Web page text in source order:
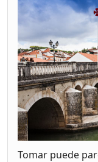
Tomar puede